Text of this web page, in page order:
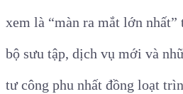
xem là “màn ra mắt lớn
bộ sưu tập, dịch vụ mới và
tư công phu nhất đồng loạt